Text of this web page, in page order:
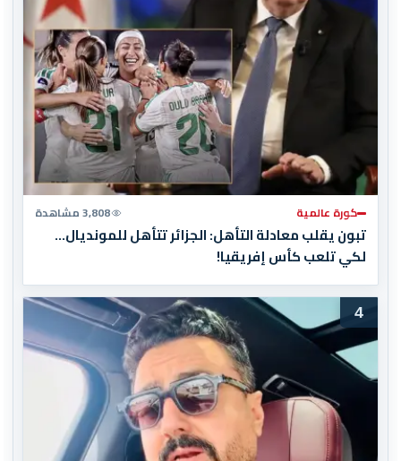
كورة عالمية 3,808 مشاهدة
تبون يقلب معادلة التأهل: الجزائر تتأهل للمونديال…
لكي تلعب كأس إفريقيا!
4